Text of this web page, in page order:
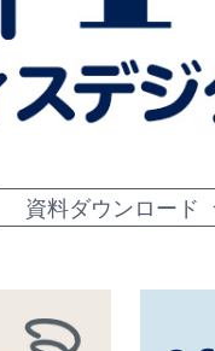
資料ダウンロード